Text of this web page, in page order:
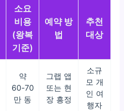
소요
비용
(왕복
기준)
예약 방
법
추천
대상
약
60-70
만 동
그랩 앱
또는 현
장 흥정
소규
모 개
인 여
행자